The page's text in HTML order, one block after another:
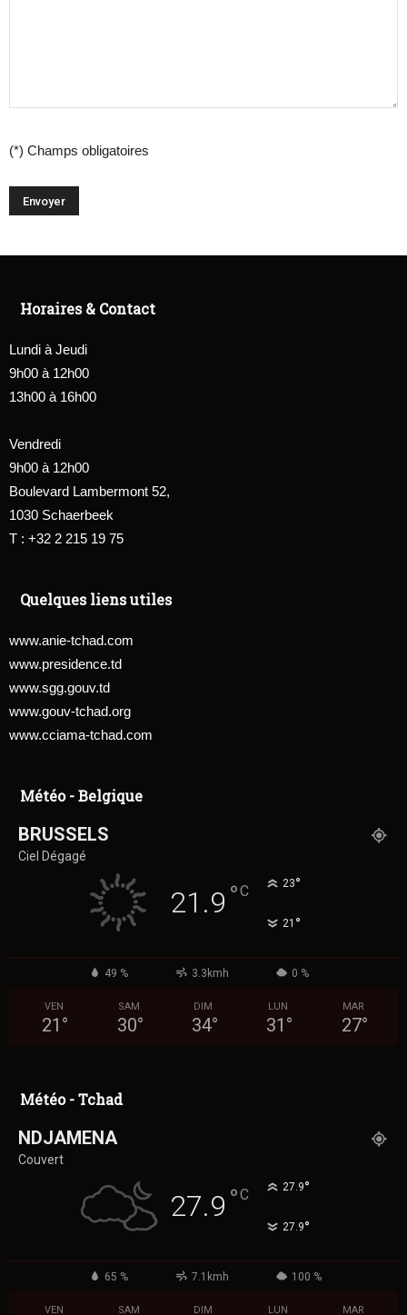
(*) Champs obligatoires
Horaires & Contact
Lundi à Jeudi
9h00 à 12h00
13h00 à 16h00
Vendredi
9h00 à 12h00
Boulevard Lambermont 52,
1030 Schaerbeek
T : +32 2 215 19 75
Quelques liens utiles
www.anie-tchad.com
www.presidence.td
www.sgg.gouv.td
www.gouv-tchad.org
www.cciama-tchad.com
Météo - Belgique
BRUSSELS
Ciel Dégagé
21.9 °C 23°
21 °
49 % 3.3kmh 0 %
VEN
21 °
SAM
30°
DIM
34°
LUN
31 °
MAR
27°
Météo - Tchad
NDJAMENA
Couvert
27.9 °C 27.9°
27.9°
65 % 7.1kmh 100 %
VEN SAM DIM LUN MAR